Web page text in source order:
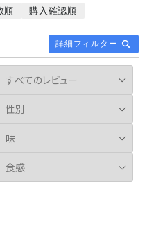
詳細フィルター
順
購入確認順